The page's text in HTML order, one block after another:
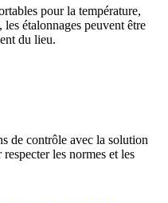
pour la température,
étalonnages peuvent être
du lieu.
de contrôle avec la solution
les normes et les